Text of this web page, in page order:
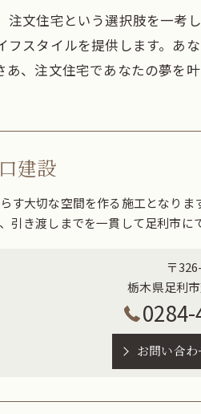
文住宅という選択肢を一
スタイルを提供します。
、注文住宅であなたの夢を叶
建設
す大切な空間を作る施工となり
引き渡しまでを一貫して足利市に
〒
栃木県足利
お問い合